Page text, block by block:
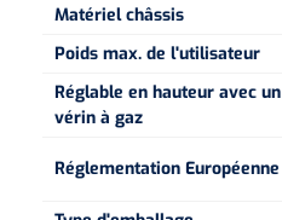
Matériel châssis
Poids max. de l'utilisateur
Réglable en hauteur avec un
vérin à gaz
Réglementation Européenne